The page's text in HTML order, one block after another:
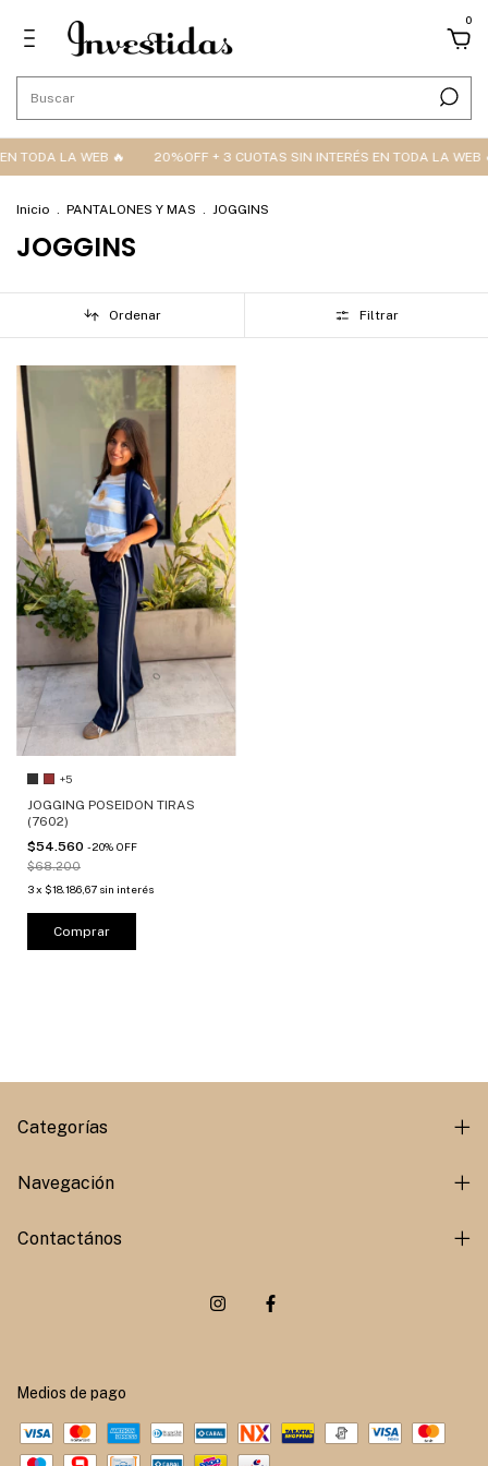
0
TODA LA WEB 🔥 20%OFF + 3 CUOTAS SIN INTERÉS EN TODA LA WEB
Inicio . PANTALONES Y MAS . JOGGINS
JOGGINS
Ordenar Filtrar
+5
JOGGING POSEIDON TIRAS
(7602)
$54.560 -20% OFF
$68.200
3x $18.186,67 sin interés
Comprar
Categorías
Navegación
Contactános
Medios de pago